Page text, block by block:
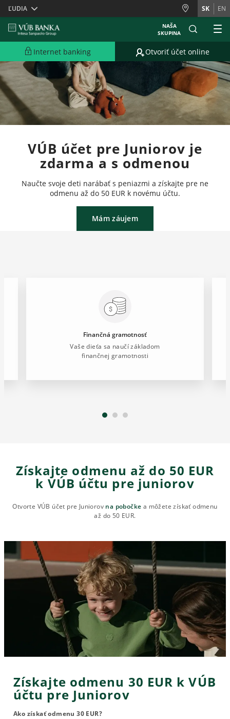
Skiplinks
ĽUDIA SK EN
NAŠA
SKUPINA
Internet banking Otvoriť účet online
VÚB účet pre Juniorov je
zdarma a s odmenou
Naučte svoje deti narábať s peniazmi a získajte pre ne
odmenu až do 50 EUR k novému účtu.
Mám záujem
Finančná gramotnosť
Vaše dieťa sa naučí základom
finančnej gramotnosti
Získajte odmenu až do 50 EUR
k VÚB účtu pre juniorov
Otvorte VÚB účet pre Juniorov na pobočke a môžete získať odmenu
až do 50 EUR.
Získajte odmenu 30 EUR k VÚB
účtu pre Juniorov
Ako získať odmenu 30 EUR?